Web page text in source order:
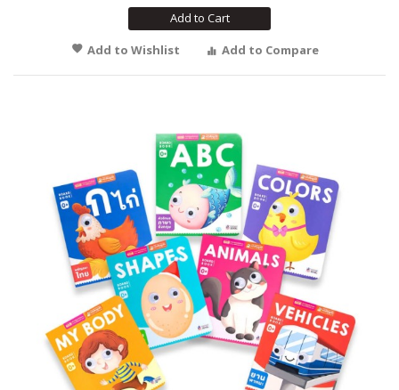
Add to Cart
Add to Wishlist
Add to Compare